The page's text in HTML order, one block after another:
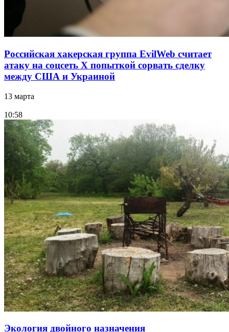
Российская хакерская группа EvilWeb считает
атаку на соцсеть Х попыткой сорвать сделку
между США и Украиной
13 марта
10:58
Экология двойного назначения